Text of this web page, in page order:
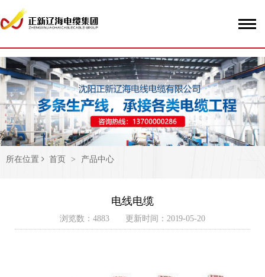
所在位置 首页 > 产品中心
电线电缆
浏览数：4883 更新时间：2019-05-20